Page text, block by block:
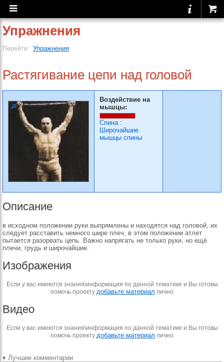
Упражнения
Перейти: Упражнения
Растягивание цепи над головой
Воздействие на
мышцы:
Спина:
Широчайшие
мышцы спины
Описание
в исходном по­ложении руки выпрямле­ны и находятся над голо­вой, их
следует расста­вить немного шире плеч, в этом положении атлет
пытается разорвать цепь. Важно напрягать не толь­ко руки, но ещё
плечи, грудь и широчайшие.
Изображения
Если у вас имеются знания\информация по данной тематике и Вы готовы
помочь проекту добавьте материал лично
Видео
Если у вас имеются знания\информация по данной тематике и Вы готовы
помочь проекту добавьте материал лично
▾ Лучшие комментарии